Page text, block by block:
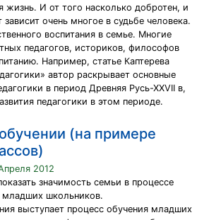
жизнь. И от того насколько добротен, и
зависит очень многое в судьбе человека.
воспитания в семье. Многие
педагогов, историков, философов
Например, статье Каптерева
автор раскрывает основные
в период Древняя Русь-ХХVII в,
педагогики в этом периоде.
(на примере
2012
значимость семьи в процессе
младших школьников.
выступает процесс обучения младших